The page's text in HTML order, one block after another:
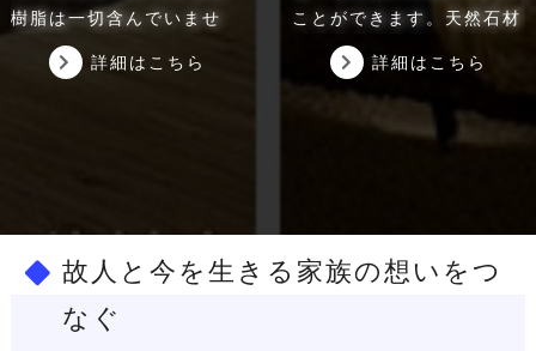
樹脂は一切含んでいませ
雨風や太陽光による風化
に対して耐性があり、屋内
のみならず屋外での利用に
詳細はこちら
ことができます。天然石材
が超軽量で施工できます。
床、壁、テーブル、キッチ
ントップなど、様々な用途
に使用出来ます。
為、インテリアにも最適で
す。
詳細はこちら
故人と今を生きる家族の想いをつ
なぐ